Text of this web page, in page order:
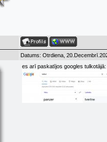
Datums: Otrdiena,
es arī paskatījos googles tulkotājā: